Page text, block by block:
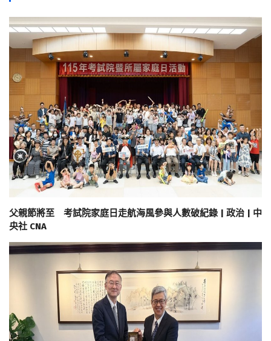
父親節將至 考試院家庭日走航海風參與人數破紀錄 | 政治 | 中
央社 CNA